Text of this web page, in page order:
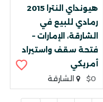
هيونداي النترا 2015
رمادي للبيع في
الشارقة، الإمارات –
فتحة سقف واستيراد
أمريكي
$0
الشارقة